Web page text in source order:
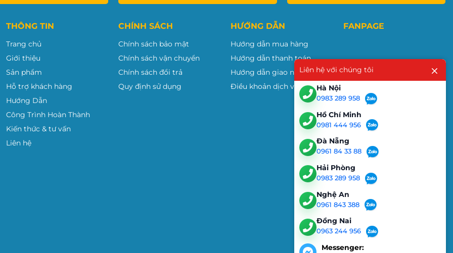
Khay bút thông minh gắn liền với khung bảng
Khay đựng bút dài 30cm được gắn liền và chạy dài theo
khung bảng giúp cho việc đựng bút và bông lau dễ dàng
nhất. Đặc biệt, khay có thể dễ dàng di chuyển từ trái qua
THÔNG TIN
Trang chủ
Giới thiệu
Sản phẩm
Hỗ trợ khách hàng
Hướng Dẫn
Công Trình Hoàn Thành
Kiến thức & tư vấn
Liên hệ
CHÍNH SÁCH
Chính sách bảo mật
Chính sách vận chuyển
Chính sách đổi trả
Quy định sử dụng
HƯỚNG DẪN
Hướng dẫn mua hàng
Hướng dẫn thanh toán
Hướng dẫn giao nhận
Điều khoản dịch vụ
FANPAGE
Liên hệ với chúng tôi
Hà Nội
0983 289 958
Hồ Chí Minh
0981 444 956
Đà Nẵng
0961 84 33 88
Hải Phòng
0983 289 958
Nghệ An
0961 843 388
Đồng Nai
0963 244 956
Messenger: